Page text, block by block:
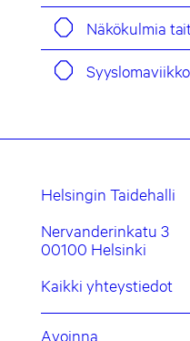
Näkökulmia
Helsingin Taidehalli
Nervanderinkatu 3
00100 Helsinki
Kaikki yhteystiedot
Avoinna